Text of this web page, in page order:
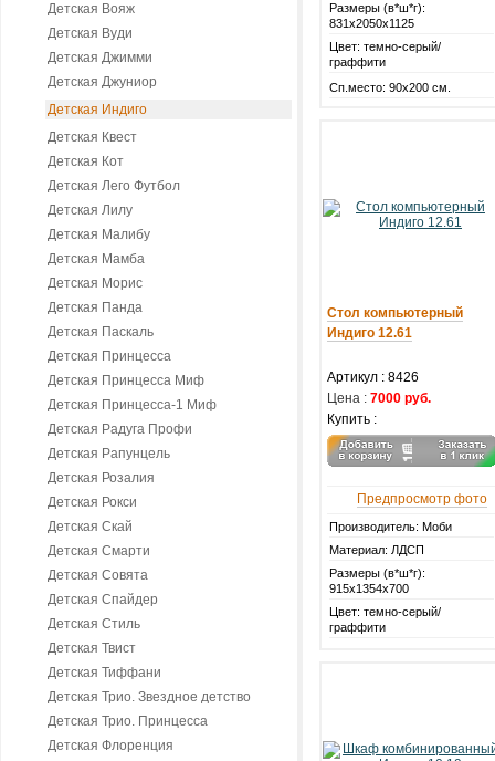
Детская Вояж
Детская Вуди
Детская Джимми
Детская Джуниор
Детская Индиго
Детская Квест
Детская Кот
Детская Лего Футбол
Детская Лилу
Детская Малибу
Детская Мамба
Детская Морис
Детская Панда
Детская Паскаль
Детская Принцесса
Детская Принцесса Миф
Детская Принцесса-1 Миф
Детская Радуга Профи
Детская Рапунцель
Детская Розалия
Детская Рокси
Детская Скай
Детская Смарти
Детская Совята
Детская Спайдер
Детская Стиль
Детская Твист
Детская Тиффани
Детская Трио. Звездное детство
Детская Трио. Принцесса
Детская Флоренция
Размеры (в*ш*г):
831х2050х1125
Цвет: темно-серый/
граффити
Сп.место: 90х200 см.
Стол компьютерный
Индиго 12.61
Артикул : 8426
Цена : 7000 руб.
Купить :
Предпросмотр фото
Производитель: Моби
Материал: ЛДСП
Размеры (в*ш*г):
915х1354х700
Цвет: темно-серый/
граффити